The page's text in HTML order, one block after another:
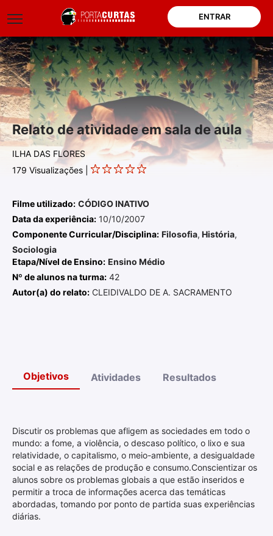
ENTRAR
Relato de atividade em sala de aula
ILHA DAS FLORES
179 Visualizações |
Filme utilizado: CÓDIGO INATIVO
Data da experiência: 10/10/2007
Componente Curricular/Disciplina: Filosofia, História,
Sociologia
Etapa/Nível de Ensino: Ensino Médio
Nº de alunos na turma: 42
Autor(a) do relato: CLEIDIVALDO DE A. SACRAMENTO
Objetivos Atividades Resultados
Discutir os problemas que afligem as sociedades em todo o
mundo: a fome, a violência, o descaso político, o lixo e sua
relatividade, o capitalismo, o meio-ambiente, a desigualdade
social e as relações de produção e consumo.Conscientizar os
alunos sobre os problemas globais a que estão inseridos e
permitir a troca de informações acerca das temáticas
abordadas, tomando por ponto de partida suas experiências
diárias.